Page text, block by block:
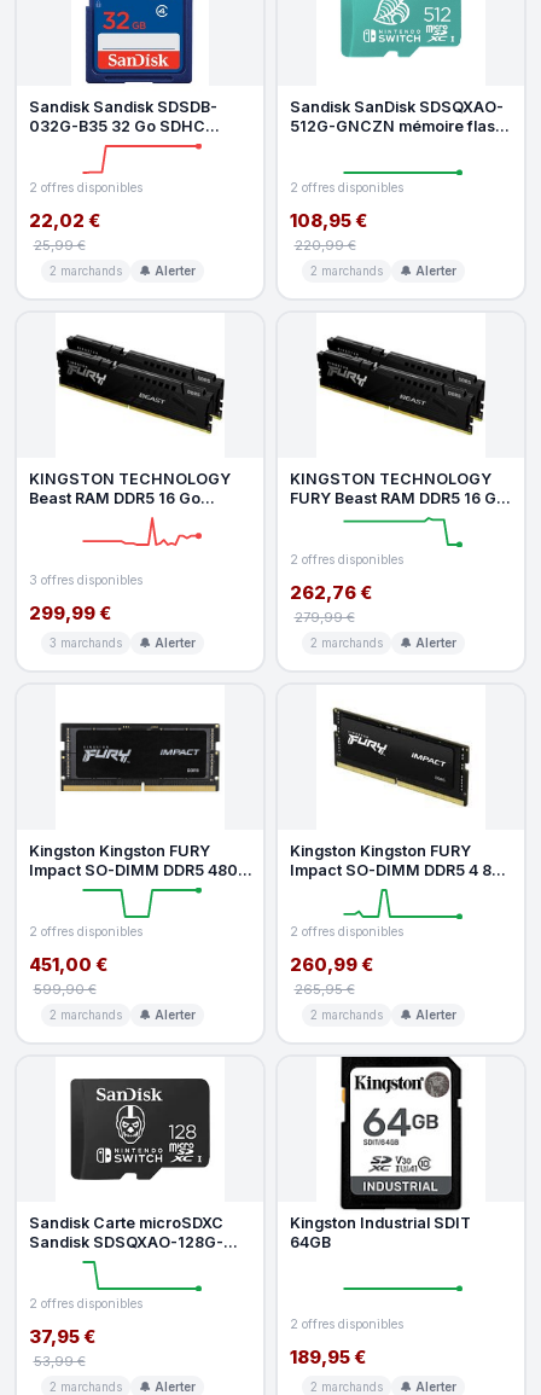
Sandisk Sandisk SDSDB-
032G-B35 32 Go SDHC
2 offres disponibles
22,02 €
25,99 €
2 marchands 🔔 Alerter
Sandisk SanDisk SDSQXAO-
512G-GNCZN mémoire flash
2 offres disponibles
108,95 €
220,99 €
2 marchands 🔔 Alerter
KINGSTON TECHNOLOGY
Beast RAM DDR5 16 Go
(2x4Go) 5600 MHz CL40
3 offres disponibles
299,99 €
3 marchands 🔔 Alerter
KINGSTON TECHNOLOGY
FURY Beast RAM DDR5 16 Go
(2x4Go) 5200 MHz CL40
2 offres disponibles
262,76 €
279,99 €
2 marchands 🔔 Alerter
Kingston Kingston FURY
Impact SO-DIMM DDR5 4800
MHz 32 Go CL38
2 offres disponibles
451,00 €
599,90 €
2 marchands 🔔 Alerter
Kingston Kingston FURY
Impact SO-DIMM DDR5 4 800
MHz 16 Go CL38
2 offres disponibles
260,99 €
265,95 €
2 marchands 🔔 Alerter
Sandisk Carte microSDXC
Sandisk SDSQXAO-128G-
GN6ZG 128 Go Fortnite UHS-I
2 offres disponibles
37,95 €
53,99 €
2 marchands 🔔 Alerter
Kingston Industrial SDIT
64GB
2 offres disponibles
189,95 €
2 marchands 🔔 Alerter